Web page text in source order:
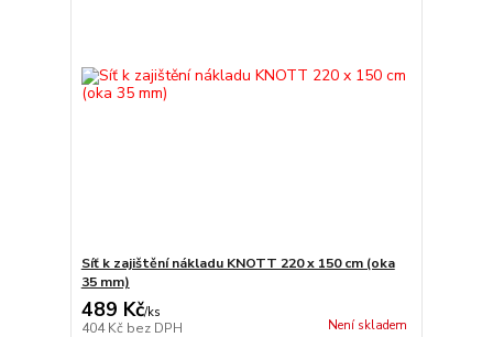
Síť k zajištění nákladu KNOTT 220 x 150 cm (oka
35 mm)
489 Kč/ks
404 Kč bez DPH Není skladem